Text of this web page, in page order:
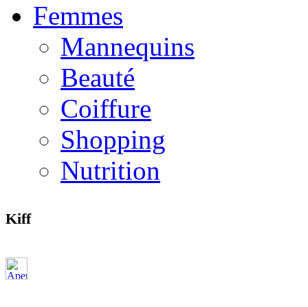
Femmes
Mannequins
Beauté
Coiffure
Shopping
Nutrition
Kiff